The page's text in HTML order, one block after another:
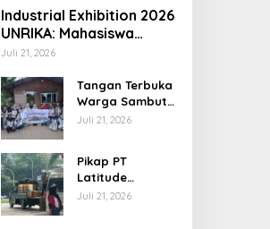
Industrial Exhibition 2026
UNRIKA: Mahasiswa
Teknik Pamerkan Karya
Depan Industri
Juli 21, 2026
Tangan Terbuka
Warga Sambut
Mahasiswa KKN
Juli 21, 2026
Pikap PT
Latitude
Industries
Juli 21, 2026